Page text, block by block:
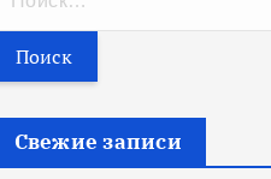
Свежие записи